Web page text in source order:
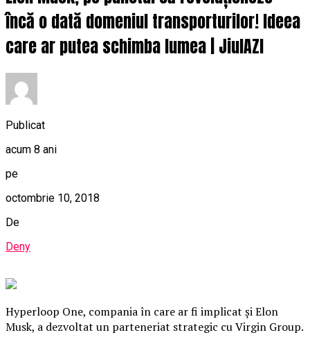
încă o dată domeniul transporturilor! Ideea
care ar putea schimba lumea | JiulAZI
Publicat
acum 8 ani
pe
octombrie 10, 2018
De
Deny
Hyperloop One, compania în care ar fi implicat şi Elon
Musk, a dezvoltat un parteneriat strategic cu Virgin Group.